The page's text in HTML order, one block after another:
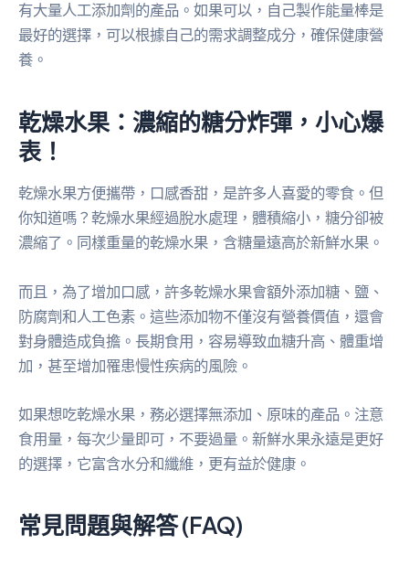
有大量人工添加劑的產品。如果可以，自己製作能量棒是
最好的選擇，可以根據自己的需求調整成分，確保健康營
養。
乾燥水果：濃縮的糖分炸彈，小心爆
表！
乾燥水果方便攜帶，口感香甜，是許多人喜愛的零食。但
你知道嗎？乾燥水果經過脫水處理，體積縮小，糖分卻被
濃縮了。同樣重量的乾燥水果，含糖量遠高於新鮮水果。
而且，為了增加口感，許多乾燥水果會額外添加糖、鹽、
防腐劑和人工色素。這些添加物不僅沒有營養價值，還會
對身體造成負擔。長期食用，容易導致血糖升高、體重增
加，甚至增加罹患慢性疾病的風險。
如果想吃乾燥水果，務必選擇無添加、原味的產品。注意
食用量，每次少量即可，不要過量。新鮮水果永遠是更好
的選擇，它富含水分和纖維，更有益於健康。
常見問題與解答 (FAQ)